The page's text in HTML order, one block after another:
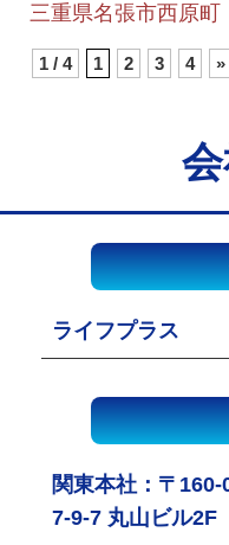
三重県名張市西原町
1 / 4 1 2 3 4 »
ライフプラス
関東本社：〒
7-9-7 丸山ビル2F